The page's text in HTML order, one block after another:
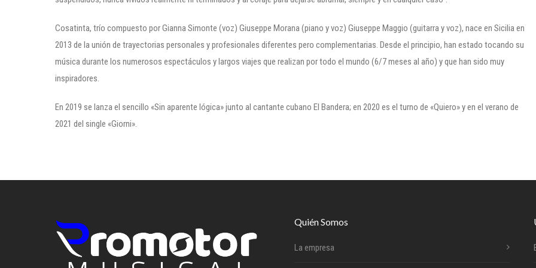
Cosatinta, trío compuesto por Gianna Simonte (voz) Giuseppe Morana (piano y voz) Giuseppe Maggio (guitarra y voz), nace en Sicilia en
2013 de la unión de trayectorias personales y profesionales diferentes pero complementarias. Desde el principio, han estado tocando su
música durante los numerosos espectáculos y largos viajes que realizan por todo el mundo (6/7 meses al año) y que han sido muy
inspiradores.
En 2019 se lanza el sencillo «Sin aparente lógica» junto al cantante cubano El Bandera; en 2020 es el turno de «Quiero» y en el verano de
2021 del single «Giorni».
Quién Somos
La empresa